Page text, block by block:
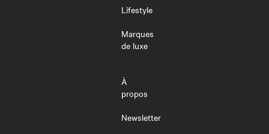
Lifestyle
Marques
de luxe
À
propos
Newsletter